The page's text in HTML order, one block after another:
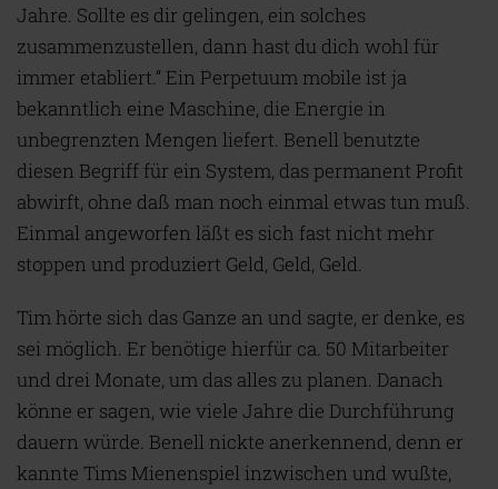
Jahre. Sollte es dir gelingen, ein solches
zusammenzustellen, dann hast du dich wohl für
immer etabliert.“ Ein Perpetuum mobile ist ja
bekanntlich eine Maschine, die Energie in
unbegrenzten Mengen liefert. Benell benutzte
diesen Begriff für ein System, das permanent Profit
abwirft, ohne daß man noch einmal etwas tun muß.
Einmal angeworfen läßt es sich fast nicht mehr
stoppen und produziert Geld, Geld, Geld.
Tim hörte sich das Ganze an und sagte, er denke, es
sei möglich. Er benötige hierfür ca. 50 Mitarbeiter
und drei Monate, um das alles zu planen. Danach
könne er sagen, wie viele Jahre die Durchführung
dauern würde. Benell nickte anerkennend, denn er
kannte Tims Mienenspiel inzwischen und wußte,